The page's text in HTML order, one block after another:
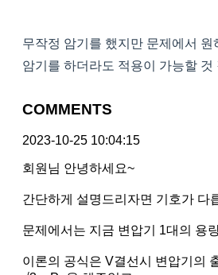
무작정 암기를 했지만 문제에서
암기를 하더라도 적용이 가능할 것
COMMENTS
2023-10-25 10:04:15
회원님 안녕하세요~
간단하게 설명드리자면 기호가 다
문제에서는 지금 변압기 1대의 용
이론의 공식은 V결선시 변압기의